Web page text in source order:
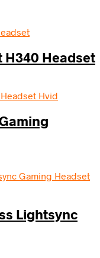
H340 Headset
Lightsync